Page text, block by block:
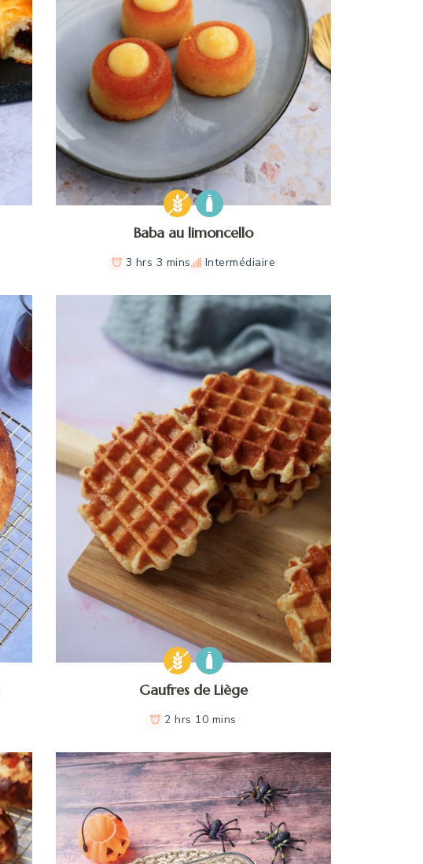
Baba au limoncello
3 hrs 3 mins Intermédiaire
Gaufres de Liège
2 hrs 10 mins